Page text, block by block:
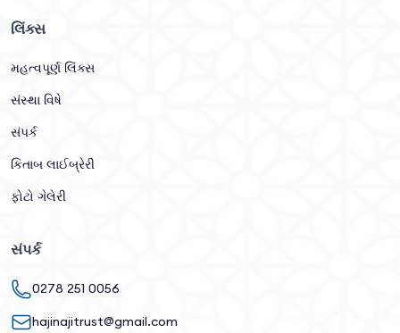
લિંક્સ
મહત્વપૂર્ણ લિંક્સ
સંસ્થા વિષે
સંપર્ક
કિતાબ લાઈબ્રેરી
ફોટો ગેલેરી
સંપર્ક
0278 251 0056
hajinajitrust@gmail.com